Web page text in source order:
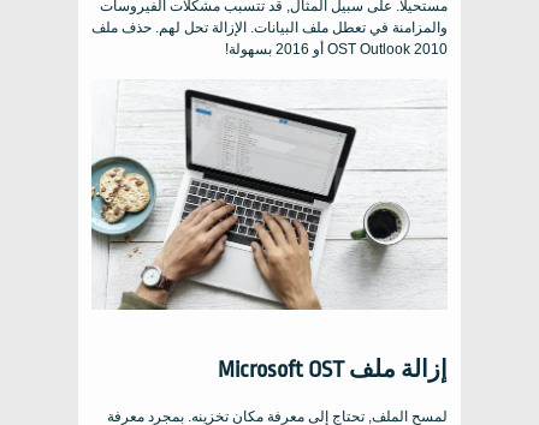
مستحيلاً. على سبيل المثال, قد تتسبب مشكلات الفيروسات
والمزامنة في تعطل ملف البيانات. الإزالة تحل لهم. حذف ملف
OST Outlook 2010 أو 2016 بسهولة!
إزالة ملف Microsoft OST
لمسح الملف, تحتاج إلى معرفة مكان تخزينه. بمجرد معرفة